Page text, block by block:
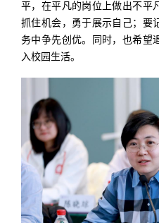
平，在平凡的岗位上做出不平
抓住机会，勇于展示自己；要
务中争先创优。同时，也希望
入校园生活。